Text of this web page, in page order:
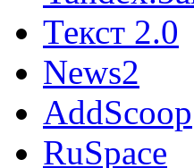
Текст 2.0
News2
AddScoop
RuSpace